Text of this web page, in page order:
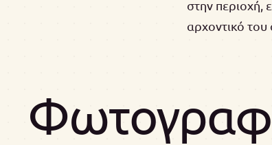
στην περιοχή,
αρχοντικό